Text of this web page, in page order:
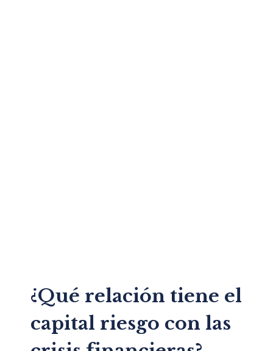
¿Qué relación tiene el
capital riesgo con las